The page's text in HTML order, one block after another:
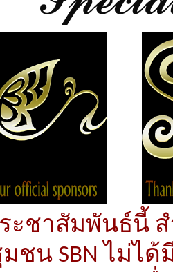
ะชาสัมพันธ์นี้
ชน SBN ไม่ไ